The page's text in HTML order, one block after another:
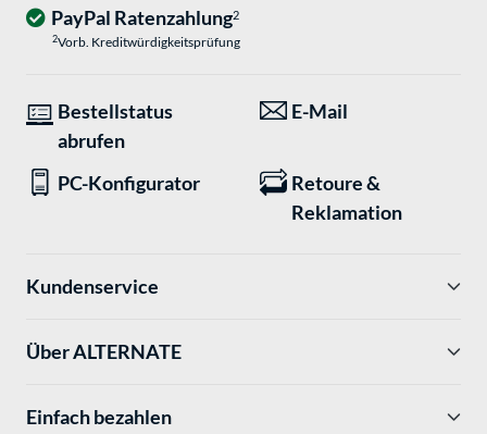
PayPal Ratenzahlung2
2Vorb. Kreditwürdigkeitsprüfung
Bestellstatus
abrufen
E-Mail
PC-Konfigurator
Retoure &
Reklamation
Kundenservice
Über ALTERNATE
Einfach bezahlen